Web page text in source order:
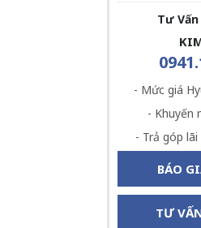
Tư
- Mức giá
- Khuyến
- Trả góp
BÁO
TƯ